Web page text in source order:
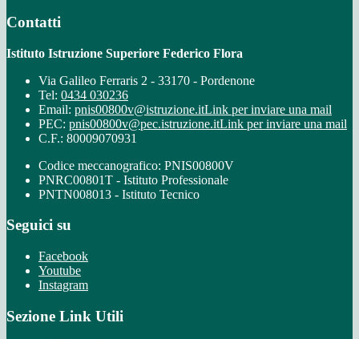
Contatti
Istituto Istruzione Superiore Federico Flora
Via Galileo Ferraris 2 - 33170 - Pordenone
Tel: 0434 030236
Email: pnis00800v@istruzione.itLink per inviare una mail
PEC: pnis00800v@pec.istruzione.itLink per inviare una mail
C.F.: 80009070931
Codice meccanografico: PNIS00800V
PNRC00801T - Istituto Professionale
PNTN008013 - Istituto Tecnico
Seguici su
Facebook
Youtube
Instagram
Sezione Link Utili